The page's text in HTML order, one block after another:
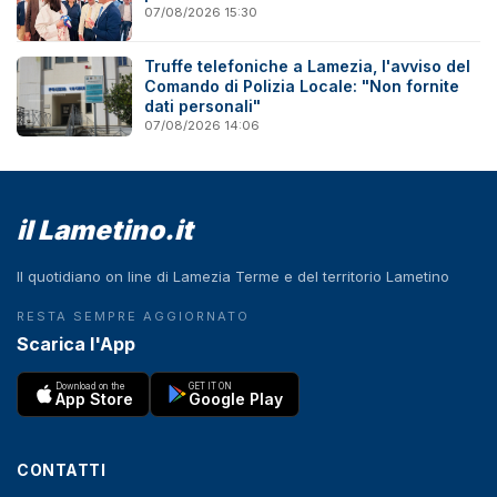
07/08/2026 15:30
Truffe telefoniche a Lamezia, l'avviso del
Comando di Polizia Locale: "Non fornite
dati personali"
07/08/2026 14:06
il Lametino.it
Il quotidiano on line di Lamezia Terme e del territorio Lametino
RESTA SEMPRE AGGIORNATO
Scarica l'App
Download on the
App Store
GET IT ON
Google Play
CONTATTI